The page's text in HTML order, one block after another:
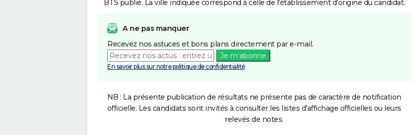
BTS publié. La ville indiquée correspond à celle de l'établissement d'origine du candidat.
A ne pas manquer
Recevez nos astuces et bons plans directement par e-mail.
Je m'abonne
En savoir plus sur notre politique de confidentialité
NB : La présente publication de résultats ne présente pas de caractère de notification
officielle. Les candidats sont invités à consulter les listes d'affichage officielles ou leurs
relevés de notes.